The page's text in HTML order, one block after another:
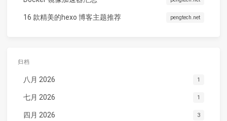
16 款精美的hexo 博客主题推荐 pengtech.net
归档
八月 2026 1
七月 2026 1
四月 2026 3